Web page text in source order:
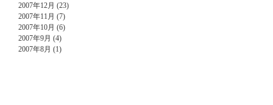
2007年12月 (23)
2007年11月 (7)
2007年10月 (6)
2007年9月 (4)
2007年8月 (1)